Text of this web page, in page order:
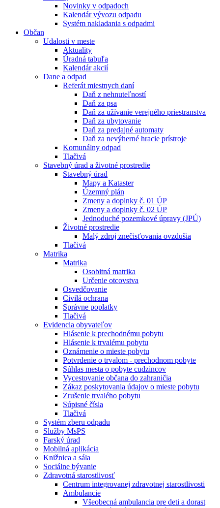
Novinky v odpadoch
Kalendár vývozu odpadu
Systém nakladania s odpadmi
Občan
Udalosti v meste
Aktuality
Úradná tabuľa
Kalendár akcií
Dane a odpad
Referát miestnych daní
Daň z nehnuteľností
Daň za psa
Daň za užívanie verejného priestranstva
Daň za ubytovanie
Daň za predajné automaty
Daň za nevýherné hracie prístroje
Komunálny odpad
Tlačivá
Stavebný úrad a životné prostredie
Stavebný úrad
Mapy a Kataster
Územný plán
Zmeny a doplnky č. 01 ÚP
Zmeny a doplnky č. 02 ÚP
Jednoduché pozemkové úpravy (JPÚ)
Životné prostredie
Malý zdroj znečisťovania ovzdušia
Tlačivá
Matrika
Matrika
Osobitná matrika
Určenie otcovstva
Osvedčovanie
Civilá ochrana
Správne poplatky
Tlačivá
Evidencia obyvateľov
Hlásenie k prechodnému pobytu
Hlásenie k trvalému pobytu
Oznámenie o mieste pobytu
Potvrdenie o trvalom - prechodnom pobyte
Súhlas mesta o pobyte cudzincov
Vycestovanie občana do zahraničia
Zákaz poskytovania údajov o mieste pobytu
Zrušenie trvalého pobytu
Súpisné čísla
Tlačivá
Systém zberu odpadu
Služby MsPS
Farský úrad
Mobilná aplikácia
Knižnica a sála
Sociálne bývanie
Zdravotná starostlivosť
Centrum integrovanej zdravotnej starostlivosti
Ambulancie
Všeobecná ambulancia pre deti a dorast